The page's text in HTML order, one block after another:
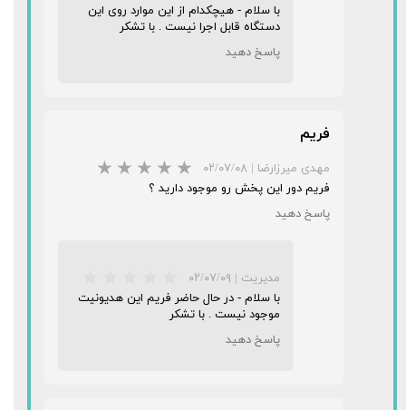
★★★
با سلام - هیچکدام از این موارد روی این
دستگاه قابل اجرا نیست . با تشکر
پاسخ دهید
فریم
مهدی میرزارضا | ۰۲/۰۷/۰۸
فریم دور این پخش رو موجود دارید ؟
پاسخ دهید
مدیریت | ۰۲/۰۷/۰۹
با سلام - در حال حاضر فریم این هدیونیت
موجود نیست . با تشکر
پاسخ دهید